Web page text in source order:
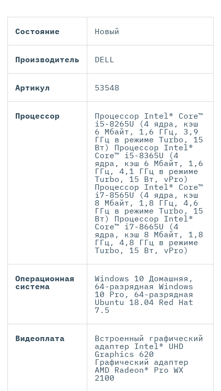
Состояние Новый
Производитель DELL
Артикул 53548
Процессор
Процессор Intel® Core™
i5-8265U (4 ядра, кэш
6 Мбайт, 1,6 ГГц, 3,9
ГГц в режиме Turbo, 15
Вт) Процессор Intel®
Core™ i5-8365U (4
ядра, кэш 6 Мбайт, 1,6
ГГц, 4,1 ГГц в режиме
Turbo, 15 Вт, vPro)
Процессор Intel® Core™
i7-8565U (4 ядра, кэш
8 Мбайт, 1,8 ГГц, 4,6
ГГц в режиме Turbo, 15
Вт) Процессор Intel®
Core™ i7-8665U (4
ядра, кэш 8 Мбайт, 1,8
ГГц, 4,8 ГГц в режиме
Turbo, 15 Вт, vPro)
Операционная
система
Windows 10 Домашняя,
64-разрядная Windows
10 Pro, 64-разрядная
Ubuntu 18.04 Red Hat
7.5
Видеоплата
Встроенный графический
адаптер Intel® UHD
Graphics 620
Графический адаптер
AMD Radeon® Pro WX
2100